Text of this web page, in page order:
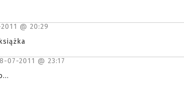
@ 20:29
07-2011 @ 23:17